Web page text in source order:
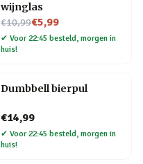
wijnglas
€10,99
Nu voor€5,99
✔ Voor 22:45 besteld, morgen in
huis!
Dumbbell bierpul
€14,99
✔ Voor 22:45 besteld, morgen in
huis!